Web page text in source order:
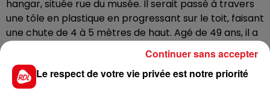
hangar, située rue du musée. Il serait passé à travers
une tôle en plastique en progressant sur le toit, faisant
une chute de 4 à 5 mètres de haut. Agé de 49 ans, il a
été transporté par hélicoptère à l’hôpital, dan sun
Le respect de votre vie privée est notre priorité
Continuer sans accepter